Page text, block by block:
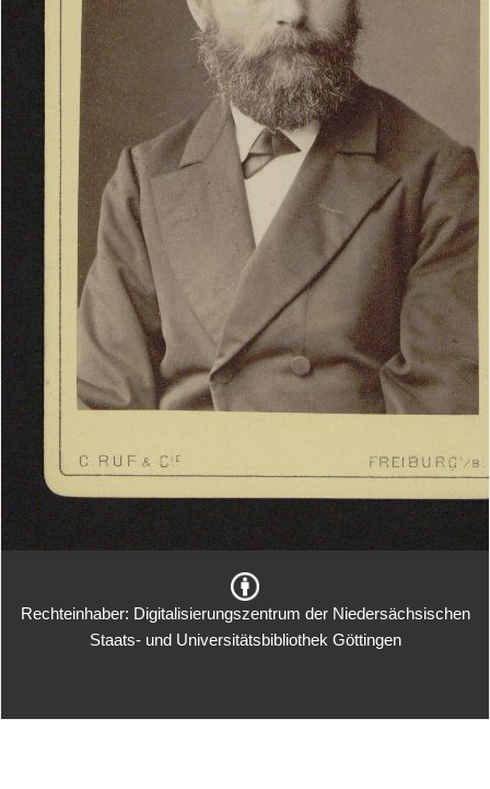
Rechteinhaber: Digitalisierungszentrum der Niedersächsischen
Staats- und Universitätsbibliothek Göttingen